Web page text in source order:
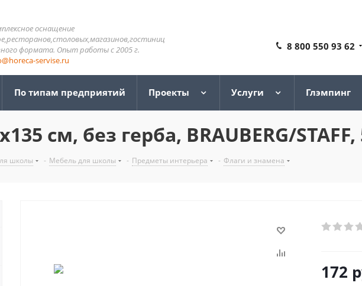
оснащение
формата. Опыт работы с 2005 г.
servise.ru
8 800 550 93 62
По типам предприятий Проекты Услуги Глэмпинг
см, без герба, BRAUBERG/STAFF,
школы - Мебель для школы - Предметы интерьера - Флаги и знамена
172